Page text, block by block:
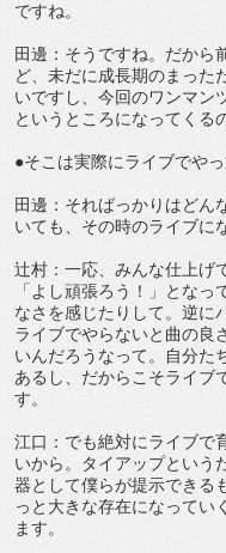
ですね。
田邊：そうですね。だから
ど、未だに成長期のまった
いですし、今回のワンマン
というところになってくる
●そこは実際にライブでや
田邊：そればっかりはどん
いても、その時のライブに
辻村：一応、みんな仕上げ
「よし頑張ろう！」とな
なさを感じたりして。逆に
ライブでやらないと曲の良
いんだろうなって。自分た
あるし、だからこそライブ
す。
江口：でも絶対にライブで
いから。タイアップという
器として僕らが提示できる
っと大きな存在になってい
ます。